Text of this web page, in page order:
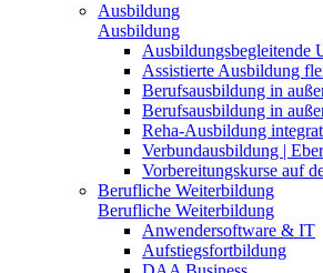
Ausbildung
Ausbildung
Ausbildungsbegleitende
Assistierte Ausbildung
Berufsausbildung in
Berufsausbildung in
Reha-Ausbildung
Verbundausbildung |
Vorbereitungskurse auf
Berufliche Weiterbildung
Berufliche Weiterbildung
Anwendersoftware & IT
Aufstiegsfortbildung